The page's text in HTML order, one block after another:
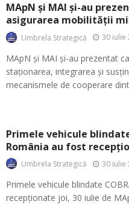
MApN și MAI și-au
asigurarea mobilității
Umbrela Strategică 30 iulie
MApN și MAI și-au prezentat
staționarea, integrarea și
mecanismele de cooperare
Primele vehicule
România au fost
Umbrela Strategică 30 iulie
Primele vehicule blindate
recepționate joi, 30 iulie de